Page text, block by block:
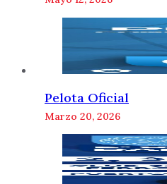
Pelota Oficial
Marzo 20, 2026